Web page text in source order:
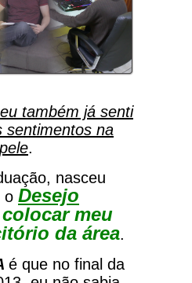
eu também já senti
sentimentos na
.
nasceu
o Desejo
meu
da área.
é que no final da